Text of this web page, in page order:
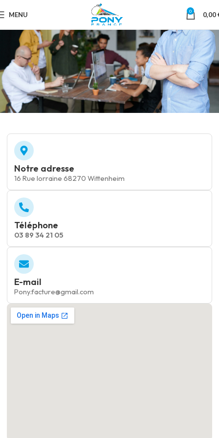
MENU 0 0,00
Contactez Nous
Notre adresse
16 Rue lorraine 68270 Wittenheim
Téléphone
03 89 34 21 05
E-mail
Pony.facture@gmail.com